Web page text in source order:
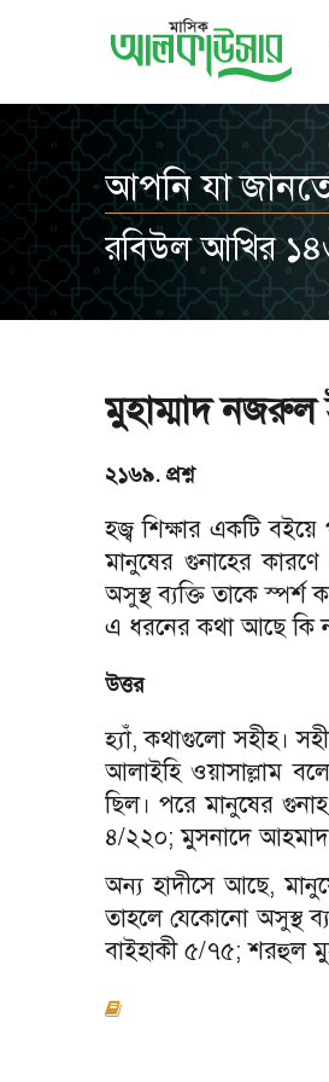
আপনি যা
রবিউল আখির
মুহাম্মাদ
২১৬৯. প্রশ্ন
হজ্ব শিক্ষার একটি
মানুষের গুনাহের
অসুস্থ ব্যক্তি তাকে
এ ধরনের কথা আছে কি
উত্তর
হ্যাঁ, কথাগুলো সহীহ।
আলাইহি ওয়াসাল্লাম
ছিল। পরে মানুষের
৪/২২০; মুসনাদে
অন্য হাদীসে আছে,
তাহলে যেকোনো অসুস্থ
বাইহাকী ৫/৭৫; শরহুল